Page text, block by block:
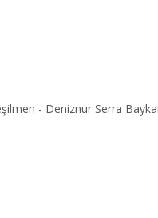
- Deniznur Serra